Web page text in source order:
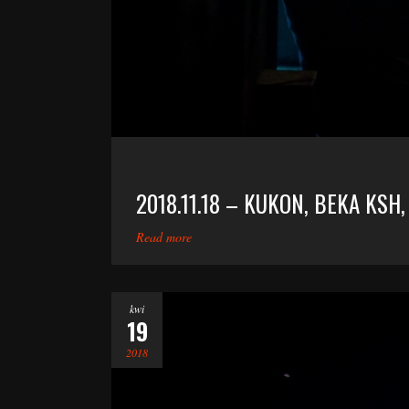
2018.11.18 – KUKON, BEKA
Read more
kwi
19
2018